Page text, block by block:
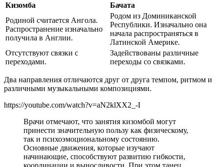
Кизомба
Бачата
Родиной считается Ангола.
Распространение изначально
получила в Англии.
Родом из Доминиканской
Республики. Изначально она
начала распространяться в
Латинской Америке.
Отсутствуют связки с
переходами.
Задействованы различные
переходы со связками.
Два направления отличаются друг от друга темпом, ритмом и
различными музыкальными композициями.
https://youtube.com/watch?v=aN2klXX2_-I
Врачи отмечают, что занятия кизомбой могут
принести значительную пользу как физическому,
так и психоэмоциональному состоянию.
Основные движения, которые изучают
начинающие, способствуют развитию гибкости,
координации и выносливости. При этом танец